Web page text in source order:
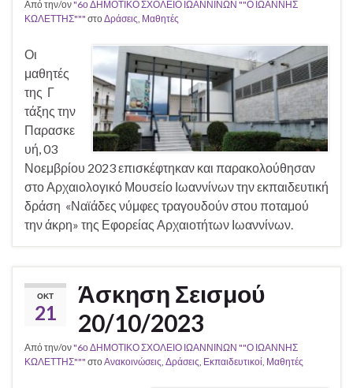
Από την/ον"6ο ΔΗΜΟΤΙΚΟ ΣΧΟΛΕΙΟ ΙΩΑΝΝΙΝΩΝ ""Ο ΙΩΑΝΝΗΣ
ΚΩΛΕΤΤΗΣ""" στοΔράσεις Μαθητές
Οι
μαθητές
της Γ
τάξης την
Παρασκε
υή, 03
Νοεμβρίου 2023 επισκέφτηκαν και παρακολούθησαν
στο Αρχαιολογικό Μουσείο Ιωαννίνων την εκπαιδευτική
δράση «Ναϊάδες νύμφες τραγουδούν στου ποταμού
την άκρη» της Εφορείας Αρχαιοτήτων Ιωαννίνων.
ΟΚΤ
21
Άσκηση Σεισμού
20/10/2023
Από την/ον"6ο ΔΗΜΟΤΙΚΟ ΣΧΟΛΕΙΟ ΙΩΑΝΝΙΝΩΝ ""Ο ΙΩΑΝΝΗΣ
ΚΩΛΕΤΤΗΣ""" στοΑνακοινώσεις Δράσεις Εκπαιδευτικοί Μαθητές